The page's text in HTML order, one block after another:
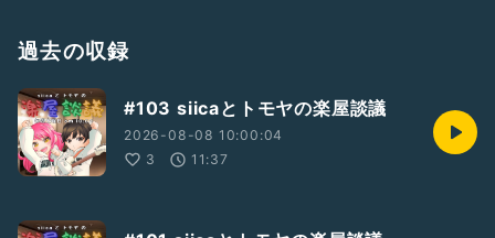
Radio talk
番組 siica’s room.*･ﾟ
https://radiotalk.jp/program/120435
YouTube
https://youtube.com/@siica-2525
過去の収録
#103 siicaとトモヤの楽屋談議
2026-08-08 10:00:04
3
11:37